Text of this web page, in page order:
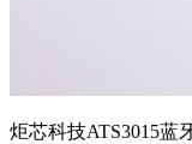
炬芯科技ATS3015蓝